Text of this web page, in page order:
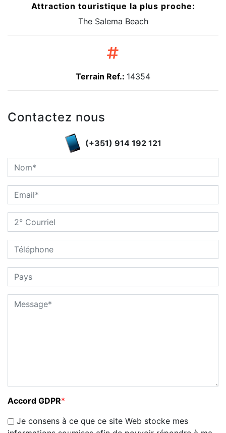
Attraction touristique la plus proche:
The Salema Beach
Terrain Ref.: 14354
Contactez nous
(+351) 914 192 121
Accord GDPR*
Je consens à ce que ce site Web stocke mes